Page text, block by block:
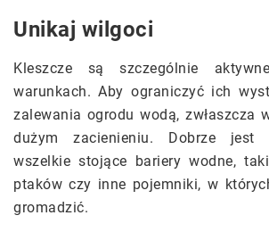
Unikaj wilgoci
Kleszcze są szczególnie
warunkach. Aby ograniczyć ich
zalewania ogrodu wodą, zwłaszcza
dużym zacienieniu. Dobrze jest
wszelkie stojące bariery wodne,
ptaków czy inne pojemniki, w
gromadzić.